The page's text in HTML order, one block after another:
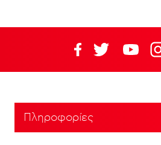
Πληροφορίες